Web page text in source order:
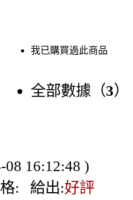
我已購買過此商品
全部數據（3）
08 16:12:48 )
: 給出:好評